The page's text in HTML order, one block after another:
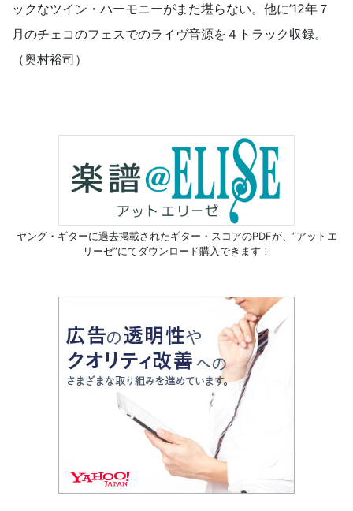
ックなツイン・ハーモニーがまた堪らない。他に’12年７
月のチェコのフェスでのライヴ音源を４トラック収録。
（奥村裕司）
ヤング・ギターに過去掲載されたギター・スコアのPDFが、 “アットエ
リーゼ”にてダウンロード購入できます！